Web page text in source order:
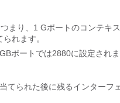
まり、1 Gポートのコンテキ
れます。
ポートでは2880に設定されま
てられた後に残るインターフ